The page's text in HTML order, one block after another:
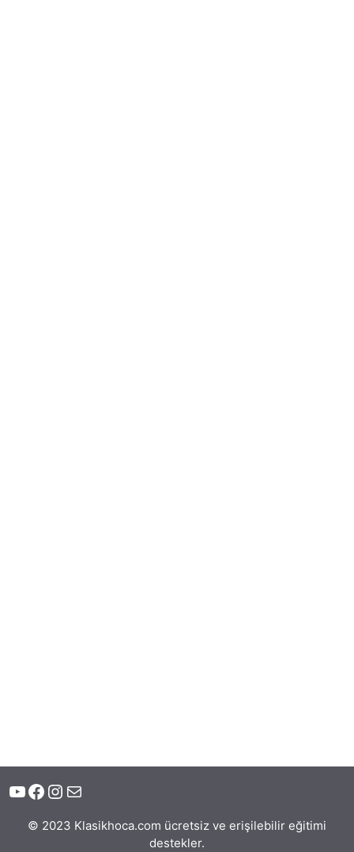
YouTube
Facebook
Instagram
E-posta
© 2023 Klasikhoca.com ücretsiz ve erişilebilir eğitimi
destekler.